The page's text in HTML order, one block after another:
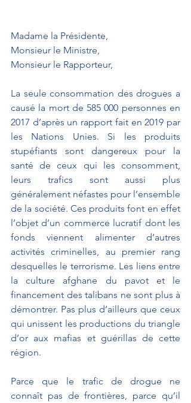
Madame la Présidente,
Monsieur le Ministre,
Monsieur le Rapporteur,
La seule consommation des drogues a
causé la mort de 585 000 personnes en
2017 d’après un rapport fait en 2019 par
les Nations Unies. Si les produits
stupéfiants sont dangereux pour la
santé de ceux qui les consomment,
leurs trafics sont aussi plus
généralement néfastes pour l’ensemble
de la société. Ces produits font en effet
l’objet d’un commerce lucratif dont les
fonds viennent alimenter d’autres
activités criminelles, au premier rang
desquelles le terrorisme. Les liens entre
la culture afghane du pavot et le
financement des talibans ne sont plus à
démontrer. Pas plus d’ailleurs que ceux
qui unissent les productions du triangle
d’or aux mafias et guérillas de cette
région.
Parce que le trafic de drogue ne
connaît pas de frontières, parce qu’il